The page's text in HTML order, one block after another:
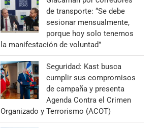
de transporte: “Se debe
sesionar mensualmente,
porque hoy solo tenemos
la manifestación de voluntad”
Seguridad: Kast busca
cumplir sus compromisos
de campaña y presenta
Agenda Contra el Crimen
Organizado y Terrorismo (ACOT)